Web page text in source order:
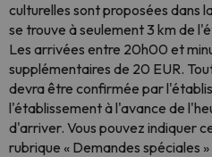
culturelles sont proposées dans
se trouve à seulement 3 km de
Les arrivées entre 20h00 et
supplémentaires de 20 EUR.
devra être confirmée par
l'établissement à l'avance de
d'arriver. Vous pouvez indiquer
rubrique « Demandes spéciales